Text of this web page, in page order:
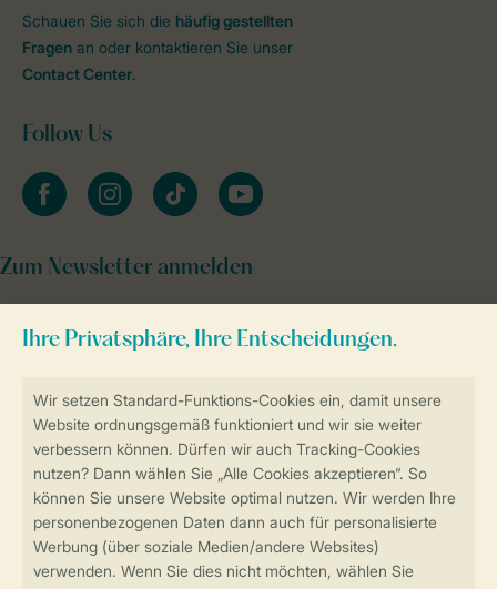
Sicher und schnell zur Online-Buchung
Sichere Datenübertragung
Sicheres Bezahlen
Schauen Sie sich die häufig gestellten
Fragen an oder kontaktieren Sie unser
Contact Center.
Follow Us
facebookinstagramtiktok youtube
Zum Newsletter anmelden